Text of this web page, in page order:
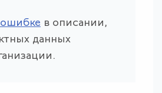
в описании,
данных